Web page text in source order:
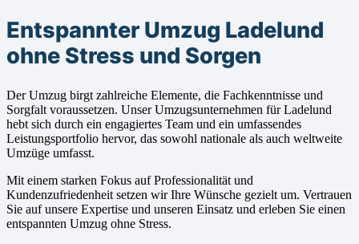
Entspannter Umzug Ladelund
ohne Stress und Sorgen
Der Umzug birgt zahlreiche Elemente, die Fachkenntnisse und
Sorgfalt voraussetzen. Unser Umzugsunternehmen für Ladelund
hebt sich durch ein engagiertes Team und ein umfassendes
Leistungsportfolio hervor, das sowohl nationale als auch weltweite
Umzüge umfasst.
Mit einem starken Fokus auf Professionalität und
Kundenzufriedenheit setzen wir Ihre Wünsche gezielt um. Vertrauen
Sie auf unsere Expertise und unseren Einsatz und erleben Sie einen
entspannten Umzug ohne Stress.